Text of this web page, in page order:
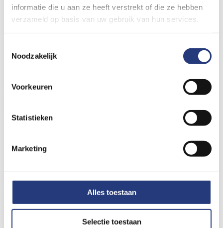
informatie die u aan ze heeft verstrekt of die ze hebben
verzameld op basis van uw gebruik van hun services.
Noodzakelijk
Voorkeuren
Statistieken
Marketing
Alles toestaan
Selectie toestaan
Gegevens
Aanhef
Voornaam
Achternaam
E-mailadres